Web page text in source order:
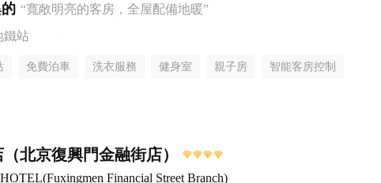
“寬敞明亮的客房，全屋配備地暖”
鐵站
免費泊車 洗衣服務 健身室 親子房 智能客房控制
北京復興門金融街店）
TRUE GO HOTEL(Fuxingmen Financial Street Branch)